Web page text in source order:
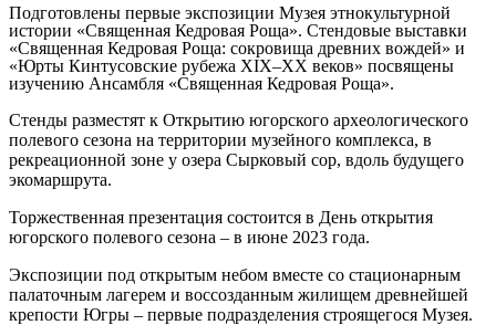
Подготовлены первые экспозиции Музея этнокультурной
истории «Священная Кедровая Роща». Стендовые выставки
«Священная Кедровая Роща: сокровища древних вождей» и
«Юрты Кинтусовские рубежа XIX–XX веков» посвящены
изучению Ансамбля «Священная Кедровая Роща».
Стенды разместят к Открытию югорского археологического
полевого сезона на территории музейного комплекса, в
рекреационной зоне у озера Сырковый сор, вдоль будущего
экомаршрута.
Торжественная презентация состоится в День открытия
югорского полевого сезона – в июне 2023 года.
Экспозиции под открытым небом вместе со стационарным
палаточным лагерем и воссозданным жилищем древнейшей
крепости Югры – первые подразделения строящегося Музея.